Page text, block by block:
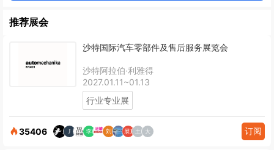
推荐展会
沙特国际汽车零部件及售后服务展览会
沙特阿拉伯·利雅得
2027.01.11~01.13
行业专业展
35406 订阅